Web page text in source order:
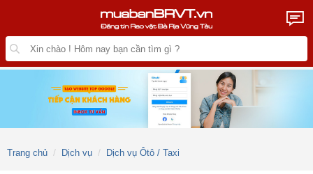
Trang chủ Dịch vụ Dịch vụ Ôtô / Taxi